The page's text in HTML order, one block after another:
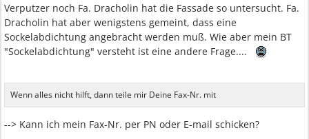
Verputzer noch Fa. Dracholin hat die Fassade so untersucht. Fa.
Dracholin hat aber wenigstens gemeint, dass eine
Sockelabdichtung angebracht werden muß. Wie aber mein BT
"Sockelabdichtung" versteht ist eine andere Frage....
Wenn alles nicht hilft, dann teile mir Deine Fax-Nr. mit
--> Kann ich mein Fax-Nr. per PN oder E-mail schicken?